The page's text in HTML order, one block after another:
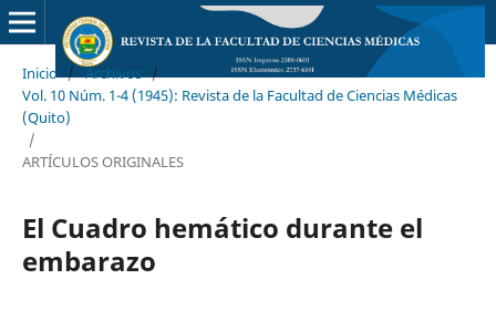
Inicio / Archivos /
Vol. 10 Núm. 1-4 (1945): Revista de la Facultad de Ciencias Médicas
(Quito)
/
ARTÍCULOS ORIGINALES
El Cuadro hemático durante el
embarazo